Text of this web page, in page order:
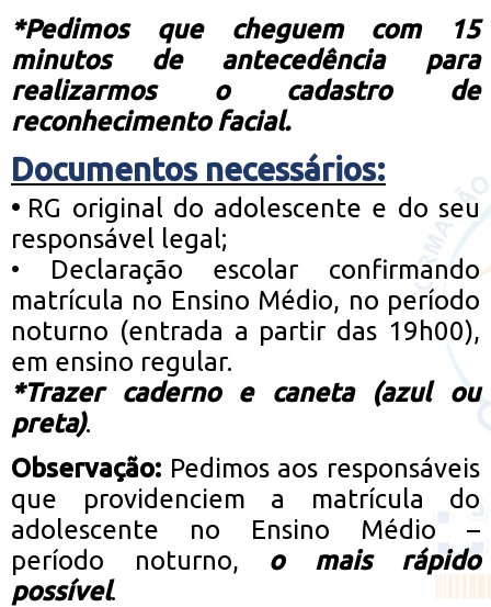
*Pedimos que cheguem com 15
minutos de antecedência para
realizarmos o cadastro de
reconhecimento facial.
Documentos necessários:
• RG original do adolescente e do seu
responsável legal;
• Declaração escolar confirmando
matrícula no Ensino Médio, no período
noturno (entrada a partir das 19h00),
em ensino regular.
*Trazer caderno e caneta (azul ou
preta).
Observação: Pedimos aos responsáveis
que providenciem a matrícula do
adolescente no Ensino Médio –
período noturno, o mais rápido
possível.